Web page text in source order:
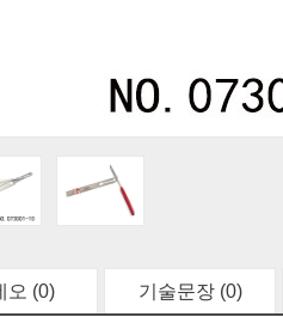
오 (0) 기술문장 (0)